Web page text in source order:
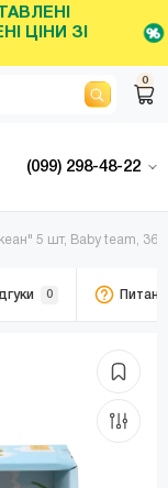
ЦІНИ ЗІ
0
(099) 298-48-22
5 шт, Baby team,
0